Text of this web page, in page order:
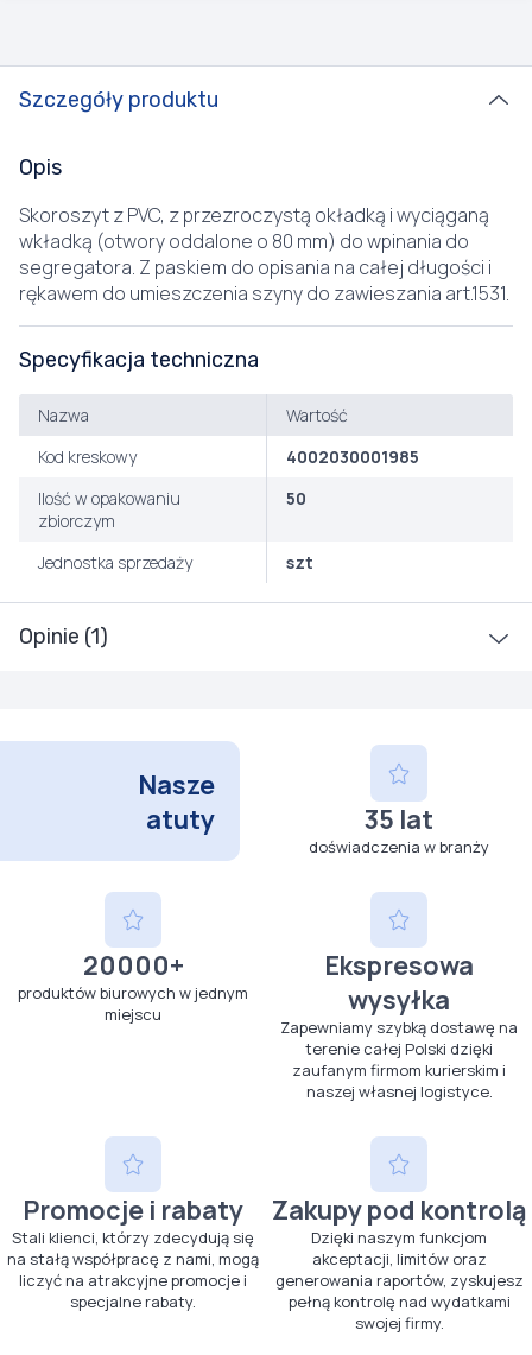
Szczegóły produktu
Opinie (1)
Opis
Skoroszyt z PVC, z przezroczystą okładką i wyciąganą
wkładką (otwory oddalone o 80 mm) do wpinania do
segregatora. Z paskiem do opisania na całej długości i
rękawem do umieszczenia szyny do zawieszania art.1531.
Specyfikacja techniczna
Nazwa
Wartość
Kod kreskowy
4002030001985
Ilość w opakowaniu
zbiorczym
50
Jednostka sprzedaży szt
Nasze
atuty
35 lat
doświadczenia w branży
20000+
produktów biurowych w jednym
miejscu
Ekspresowa
wysyłka
Zapewniamy szybką dostawę na
terenie całej Polski dzięki
zaufanym firmom kurierskim i
naszej własnej logistyce.
Promocje i rabaty
Stali klienci, którzy zdecydują się
na stałą współpracę z nami, mogą
liczyć na atrakcyjne promocje i
specjalne rabaty.
Zakupy pod kontrolą
Dzięki naszym funkcjom
akceptacji, limitów oraz
generowania raportów, zyskujesz
pełną kontrolę nad wydatkami
swojej firmy.